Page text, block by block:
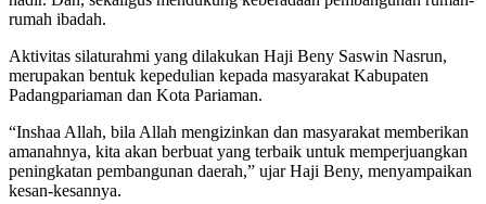
rumah ibadah.
Aktivitas silaturahmi yang dilakukan Haji Beny Saswin Nasrun,
merupakan bentuk kepedulian kepada masyarakat Kabupaten
Padangpariaman dan Kota Pariaman.
“Inshaa Allah, bila Allah mengizinkan dan masyarakat memberikan
amanahnya, kita akan berbuat yang terbaik untuk memperjuangkan
peningkatan pembangunan daerah,” ujar Haji Beny, menyampaikan
kesan-kesannya.